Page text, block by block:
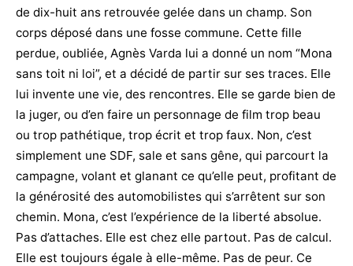
de dix-huit ans retrouvée gelée dans un champ. Son
corps déposé dans une fosse commune. Cette fille
perdue, oubliée, Agnès Varda lui a donné un nom “Mona
sans toit ni loi”, et a décidé de partir sur ses traces. Elle
lui invente une vie, des rencontres. Elle se garde bien de
la juger, ou d’en faire un personnage de film trop beau
ou trop pathétique, trop écrit et trop faux. Non, c’est
simplement une SDF, sale et sans gêne, qui parcourt la
campagne, volant et glanant ce qu’elle peut, profitant de
la générosité des automobilistes qui s’arrêtent sur son
chemin. Mona, c’est l’expérience de la liberté absolue.
Pas d’attaches. Elle est chez elle partout. Pas de calcul.
Elle est toujours égale à elle-même. Pas de peur. Ce